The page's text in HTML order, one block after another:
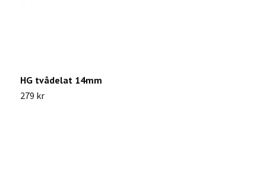
HG tvådelat 14mm
279 kr